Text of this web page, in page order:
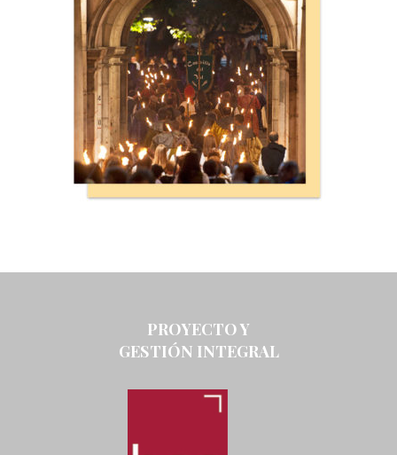
PROYECTO Y
GESTIÓN INTEGRAL